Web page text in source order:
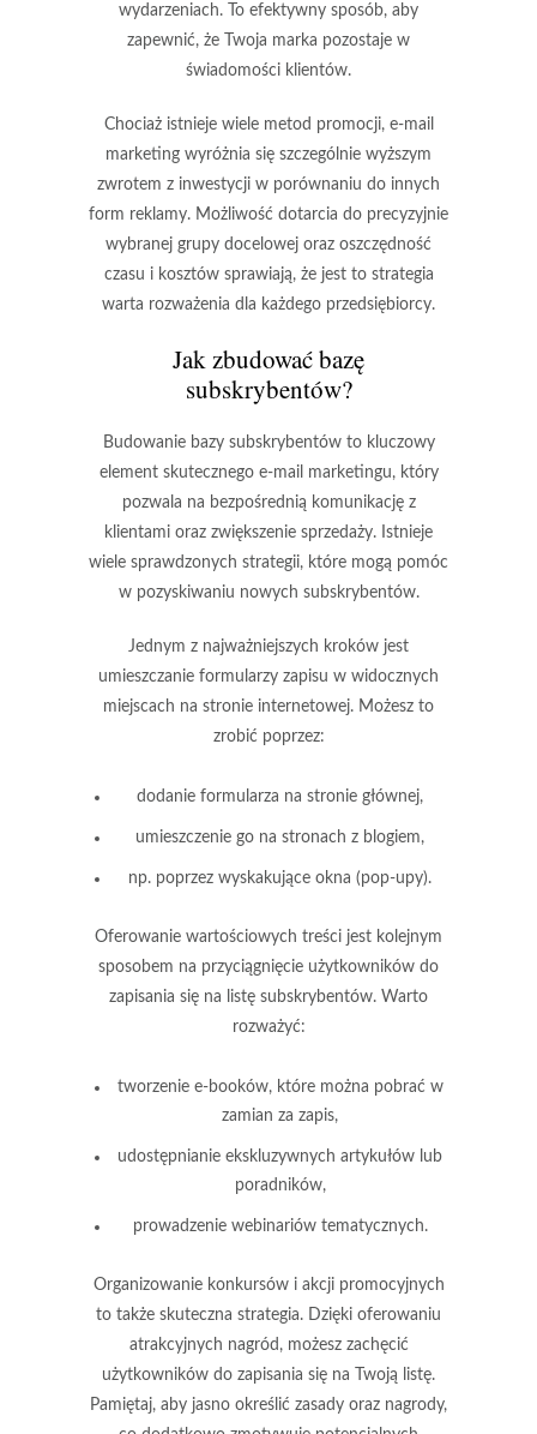
wydarzeniach. To efektywny sposób, aby
zapewnić, że Twoja marka pozostaje w
świadomości klientów.
Chociaż istnieje wiele metod promocji, e-mail
marketing wyróżnia się szczególnie wyższym
zwrotem z inwestycji w porównaniu do innych
form reklamy. Możliwość dotarcia do precyzyjnie
wybranej grupy docelowej oraz oszczędność
czasu i kosztów sprawiają, że jest to strategia
warta rozważenia dla każdego przedsiębiorcy.
Jak zbudować bazę
subskrybentów?
Budowanie bazy subskrybentów to kluczowy
element skutecznego e-mail marketingu, który
pozwala na bezpośrednią komunikację z
klientami oraz zwiększenie sprzedaży. Istnieje
wiele sprawdzonych strategii, które mogą pomóc
w pozyskiwaniu nowych subskrybentów.
Jednym z najważniejszych kroków jest
umieszczanie formularzy zapisu w widocznych
miejscach na stronie internetowej. Możesz to
zrobić poprzez:
dodanie formularza na stronie głównej,
umieszczenie go na stronach z blogiem,
np. poprzez wyskakujące okna (pop-upy).
Oferowanie wartościowych treści jest kolejnym
sposobem na przyciągnięcie użytkowników do
zapisania się na listę subskrybentów. Warto
rozważyć:
tworzenie e-booków, które można pobrać w
zamian za zapis,
udostępnianie ekskluzywnych artykułów lub
poradników,
prowadzenie webinariów tematycznych.
Organizowanie konkursówi akcji promocyjnych
to także skuteczna strategia. Dzięki oferowaniu
atrakcyjnych nagród, możesz zachęcić
użytkowników do zapisania się na Twoją listę.
Pamiętaj, aby jasno określić zasady oraz nagrody,